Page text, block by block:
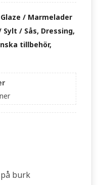
/ Marmelader
/ Sås, Dressing,
tillbehör,
burk